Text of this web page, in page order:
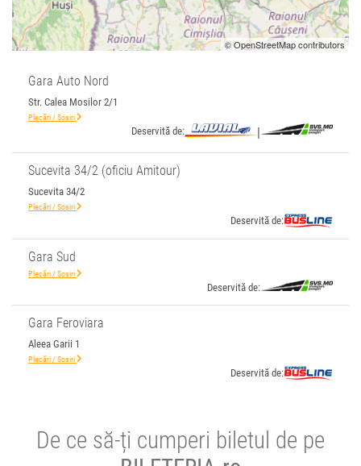
© OpenStreetMap contributors
Gara Auto Nord
Str. Calea Mosilor 2/1
Plecări / Sosiri
Deservită de: |
Sucevita 34/2 (oficiu Amitour)
Sucevita 34/2
Plecări / Sosiri
Deservită de:
Gara Sud
Plecări / Sosiri
Deservită de:
Gara Feroviara
Aleea Garii 1
Plecări / Sosiri
Deservită de:
De ce să-ți cumperi biletul de pe